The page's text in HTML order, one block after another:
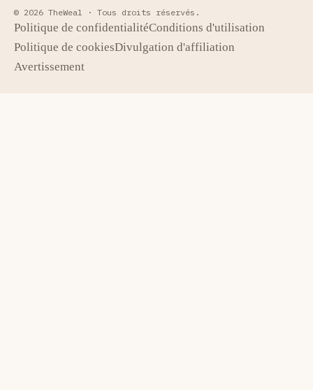
© 2026 TheWeal · Tous droits réservés.
Politique de confidentialitéConditions d'utilisation
Politique de cookiesDivulgation d'affiliation
Avertissement